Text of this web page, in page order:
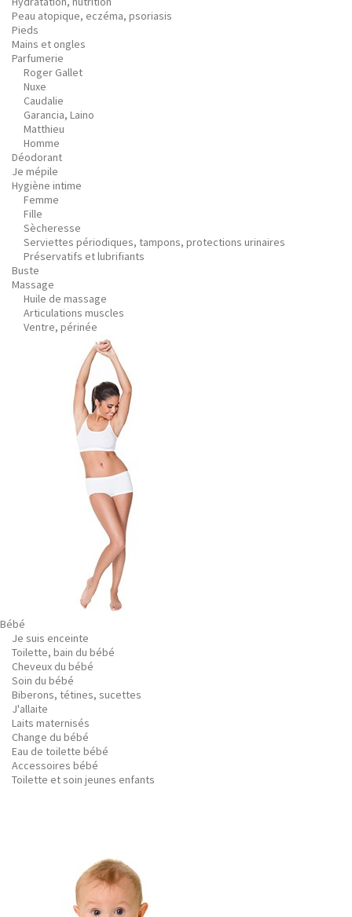
Peau atopique, eczéma, psoriasis
Pieds
Mains et ongles
Parfumerie
Roger Gallet
Nuxe
Caudalie
Garancia, Laino
Matthieu
Homme
Déodorant
Je mépile
Hygiène intime
Femme
Fille
Sècheresse
Serviettes périodiques, tampons, protections urinaires
Préservatifs et lubrifiants
Buste
Massage
Huile de massage
Articulations muscles
Ventre, périnée
Bébé
Je suis enceinte
Toilette, bain du bébé
Cheveux du bébé
Soin du bébé
Biberons, tétines, sucettes
J'allaite
Laits maternisés
Change du bébé
Eau de toilette bébé
Accessoires bébé
Toilette et soin jeunes enfants